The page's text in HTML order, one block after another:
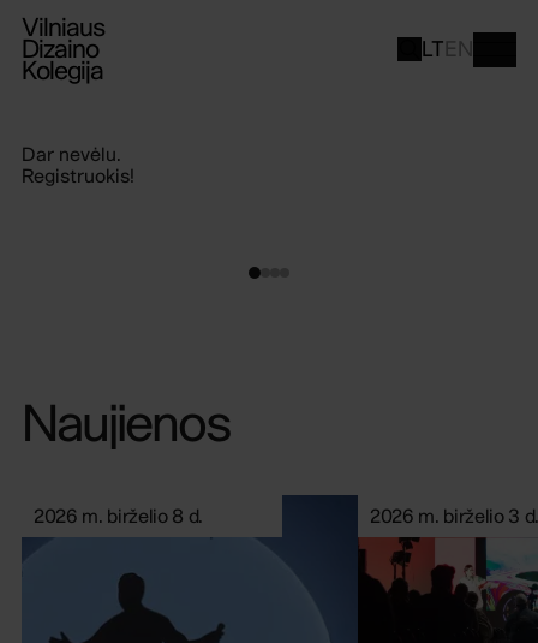
Vilniaus
Dizaino
Kolegija
LTEN
Įgalink savo kūrybiškumą
Naujienos